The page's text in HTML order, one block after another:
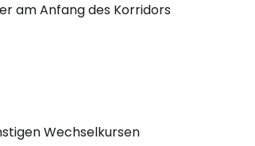
am Anfang des Korridors
Wechselkursen